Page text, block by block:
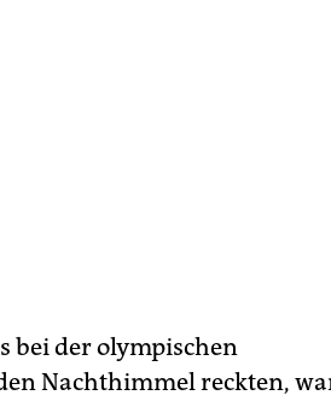
bei der olympischen
Nachthimmel reckten,